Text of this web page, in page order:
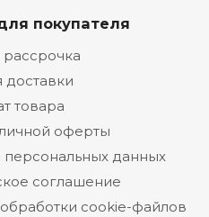
покупателя
рассрочка
доставки
товара
оферты
персональных данных
соглашение
cookie-файлов